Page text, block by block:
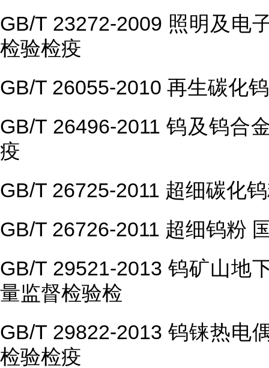
GB/T 23272-2009 照明及电
检验检疫
GB/T 26055-2010 再生碳化
GB/T 26496-2011 钨及钨合
疫
GB/T 26725-2011 超细碳化
GB/T 26726-2011 超细钨粉
GB/T 29521-2013 钨矿山地
量监督检验检
GB/T 29822-2013 钨铼热电
检验检疫